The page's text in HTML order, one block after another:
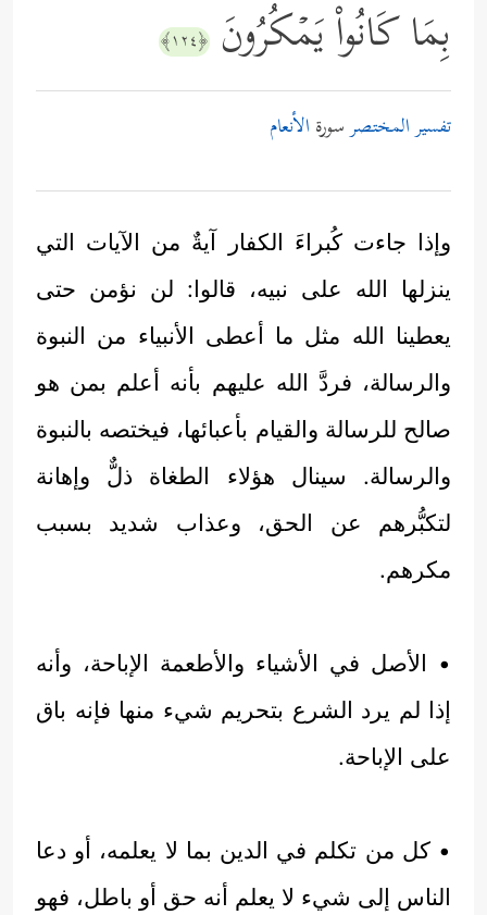
بِمَا كَانُواْ یَمۡكُرُونَ ﴿١٢٤﴾
تفسير المختصرسورة الأنعام
وإذا جاءت كُبراءَ الكفار آيةٌ من الآيات التي
ينزلها الله على نبيه، قالوا: لن نؤمن حتى
يعطينا الله مثل ما أعطى الأنبياء من النبوة
والرسالة، فردَّ الله عليهم بأنه أعلم بمن هو
صالح للرسالة والقيام بأعبائها، فيختصه بالنبوة
والرسالة. سينال هؤلاء الطغاة ذلٌّ وإهانة
لتكبُّرهم عن الحق، وعذاب شديد بسبب
مكرهم.
• الأصل في الأشياء والأطعمة الإباحة، وأنه
إذا لم يرد الشرع بتحريم شيء منها فإنه باق
على الإباحة.
• كل من تكلم في الدين بما لا يعلمه، أو دعا
الناس إلى شيء لا يعلم أنه حق أو باطل، فهو